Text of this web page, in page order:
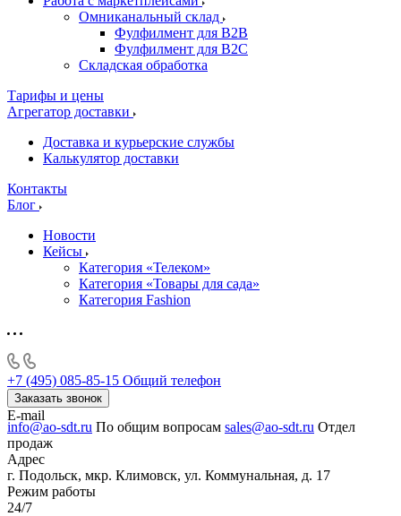
Омниканальный склад
Фулфилмент для B2B
Фулфилмент для B2C
Складская обработка
Тарифы и цены
Агрегатор доставки
Доставка и курьерские службы
Калькулятор доставки
Контакты
Блог
Новости
Кейсы
Категория «Телеком»
Категория «Товары для сада»
Категория Fashion
+7 (495) 085-85-15 Общий телефон
Заказать звонок
E-mail
info@ao-sdt.ru По общим вопросам sales@ao-sdt.ru Отдел
продаж
Адрес
г. Подольск, мкр. Климовск, ул. Коммунальная, д. 17
Режим работы
24/7